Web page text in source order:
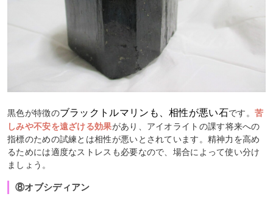
黒色が特徴のブラックトルマリンも、相性が悪い石です。 苦
しみや不安を遠ざける効果があり、アイオライトの課す将来への
指標のための試練とは相性が悪いとされています。精神力を高め
るためには適度なストレスも必要なので、場合によって使い分け
ましょう。
⑧オブシディアン